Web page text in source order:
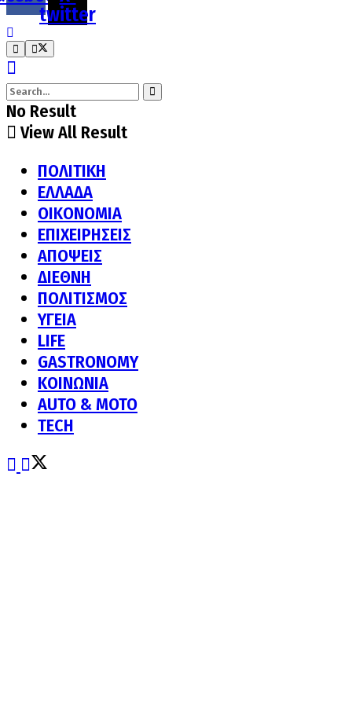
twitter
No Result
View All Result
ΠΟΛΙΤΙΚΗ
ΕΛΛΑΔΑ
ΟΙΚΟΝΟΜΙΑ
ΕΠΙΧΕΙΡΗΣΕΙΣ
ΑΠΟΨΕΙΣ
ΔΙΕΘΝΗ
ΠΟΛΙΤΙΣΜΟΣ
ΥΓΕΙΑ
LIFE
GASTRONOMY
ΚΟΙΝΩΝΙΑ
AUTO & MOTO
TECH